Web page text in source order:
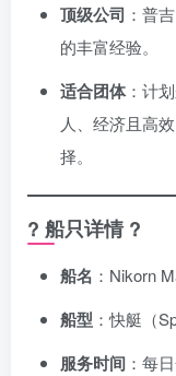
顶级公司 ：普
的丰富经验。
适合团体：计
人、经济且高
择。
? 船只详情 ?
船名 ：Nikorn
船型 ：快艇（
服务时间 ：每